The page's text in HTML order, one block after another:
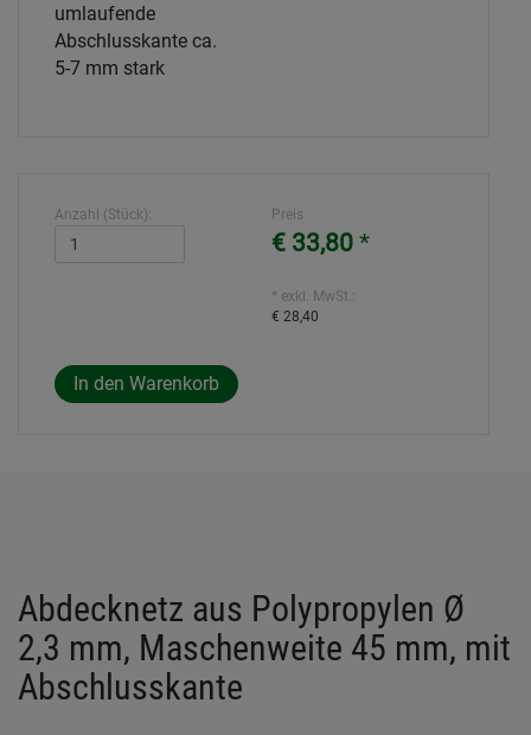
umlaufende
Abschlusskante ca.
5-7 mm stark
Anzahl (Stück): Preis
€ 33,80 *
* exkl. MwSt.:
€ 28,40
Abdecknetz aus Polypropylen Ø
2,3 mm, Maschenweite 45 mm, mit
Abschlusskante